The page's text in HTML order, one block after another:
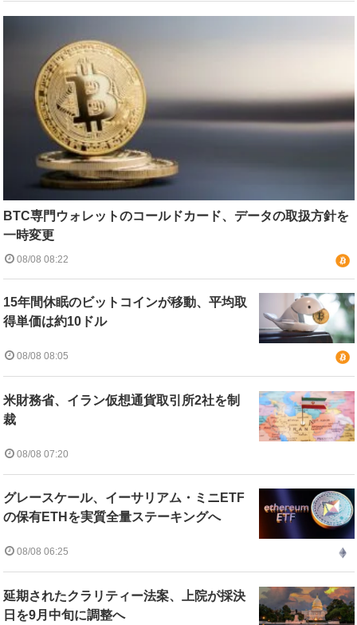
BTC専門ウォレットのコールドカード、データの取扱方針を
一時変更
08/08 08:22
15年間休眠のビットコインが移動、平均取
得単価は約10ドル
08/08 08:05
米財務省、イラン仮想通貨取引所2社を制
裁
08/08 07:20
グレースケール、イーサリアム・ミニETF
の保有ETHを実質全量ステーキングへ
08/08 06:25
延期されたクラリティー法案、上院が採決
日を9月中旬に調整へ